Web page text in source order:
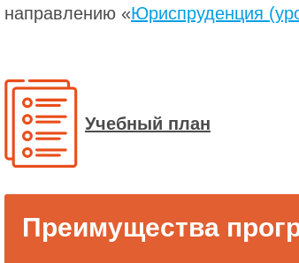
направлению «Юриспруденция
Учебный план
Преимущества